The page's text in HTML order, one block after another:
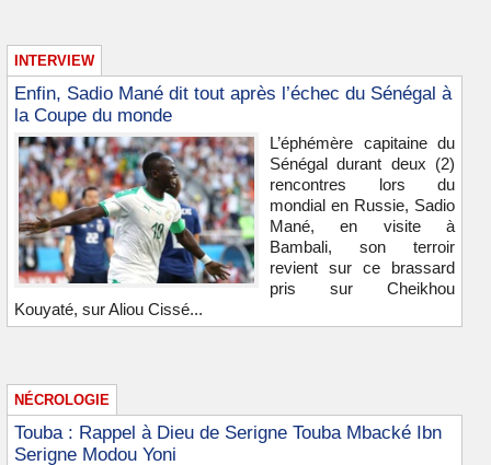
INTERVIEW
Enfin, Sadio Mané dit tout après l’échec du Sénégal à
la Coupe du monde
L’éphémère capitaine du
Sénégal durant deux (2)
rencontres lors du
mondial en Russie, Sadio
Mané, en visite à
Bambali, son terroir
revient sur ce brassard
pris sur Cheikhou
Kouyaté, sur Aliou Cissé...
NÉCROLOGIE
Touba : Rappel à Dieu de Serigne Touba Mbacké Ibn
Serigne Modou Yoni